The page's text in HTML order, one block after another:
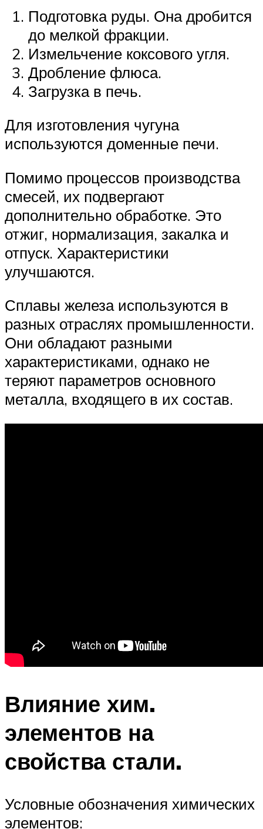
Подготовка руды. Она дробится
до мелкой фракции.
Измельчение коксового угля.
Дробление флюса.
Загрузка в печь.
Для изготовления чугуна
используются доменные печи.
Помимо процессов производства
смесей, их подвергают
дополнительно обработке. Это
отжиг, нормализация, закалка и
отпуск. Характеристики
улучшаются.
Сплавы железа используются в
разных отраслях промышленности.
Они обладают разными
характеристиками, однако не
теряют параметров основного
металла, входящего в их состав.
Влияние хим.
элементов на
свойства стали.
Условные обозначения химических
элементов: